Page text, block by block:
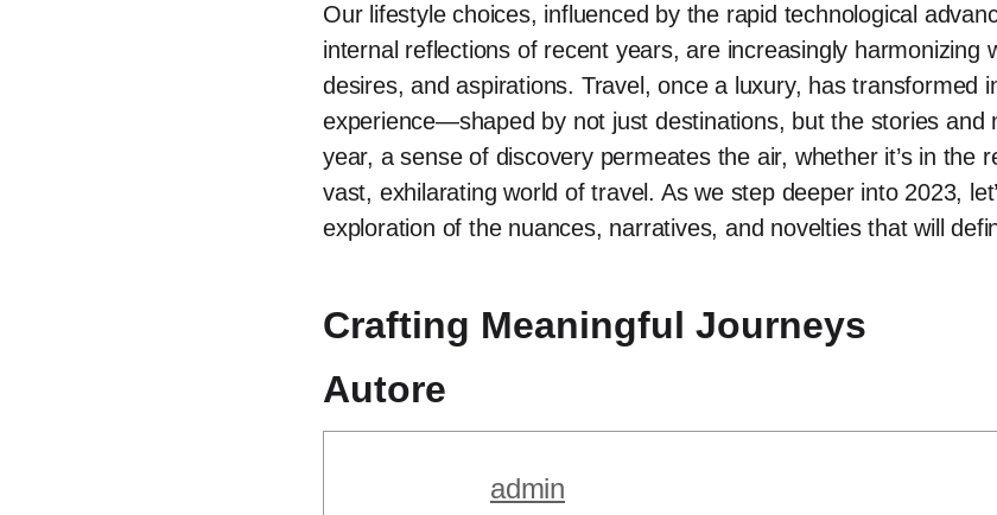
Our lifestyle choices, influenced by the rapid technological
internal reflections of recent years, are increasingly harmonizing
desires, and aspirations. Travel, once a luxury, has transformed
experience—shaped by not just destinations, but the stories and
year, a sense of discovery permeates the air, whether it’s in the
vast, exhilarating world of travel. As we step deeper into 2023,
exploration of the nuances, narratives, and novelties that will
Crafting Meaningful Journeys
Autore
admin